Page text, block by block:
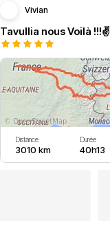
Vivian
Tavullia nous Voilà !!!✌️
Distance
3010 km
Durée
40h13